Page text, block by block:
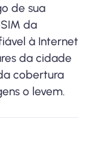
de sua
da
à Internet
da cidade
cobertura
o levem.